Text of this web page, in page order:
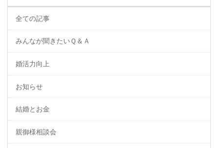
全ての記事
みんなが聞きたいＱ＆Ａ
婚活力向上
お知らせ
結婚とお金
親御様相談会